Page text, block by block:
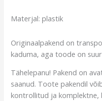
Materjal: plastik
Originaalpakend on
kaduma, aga toode on
Tähelepanu! Pakend on
saanud. Toote pakendil
kontrollitud ja komplektne,